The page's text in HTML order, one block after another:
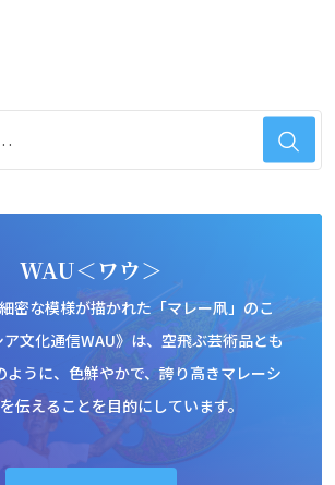
WAU＜ワウ＞
密な模様が描かれた「マレー凧」のこ
文化通信WAU》は、空飛ぶ芸術品とも
ように、色鮮やかで、誇り高きマレーシ
伝えることを目的にしています。